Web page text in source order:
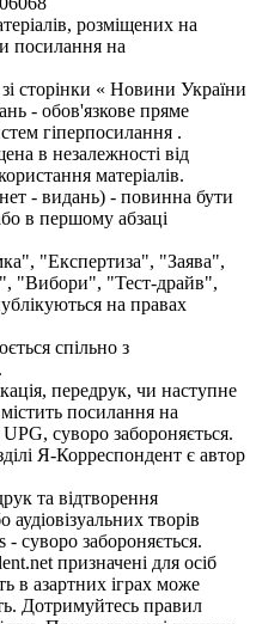
розміщених на
посилання на
сторінки « Новини України
- обов'язкове пряме
гіперпосилання .
в незалежності від
матеріалів.
- видань) - повинна бути
в першому абзаці
"Експертиза", "Заява",
"Вибори", "Тест-драйв",
на правах
спільно з
передрук, чи наступне
посилання на
суворо забороняється.
Я-Корреспондент є автор
та відтворення
аудіовізуальних творів
суворо забороняється.
призначені для осіб
в азартних іграх може
Дотримуйтесь правил